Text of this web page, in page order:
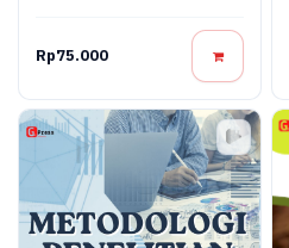
Rp75.000